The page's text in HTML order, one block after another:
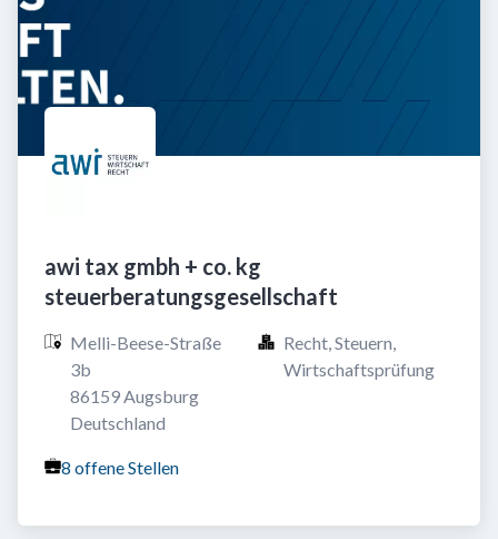
awi tax gmbh + co. kg
steuerberatungsgesellschaft
Melli-Beese-Straße
3b
86159 Augsburg
Deutschland
Recht, Steuern,
Wirtschaftsprüfung
8 offene Stellen